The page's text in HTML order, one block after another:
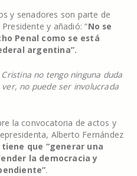
y senadores son parte de
y añadió: “No se
Penal como se está
argentina”.
no tengo ninguna duda
no puede ser involucrada
la convocatoria de actos y
Alberto Fernández
que “generar una
la democracia y
.